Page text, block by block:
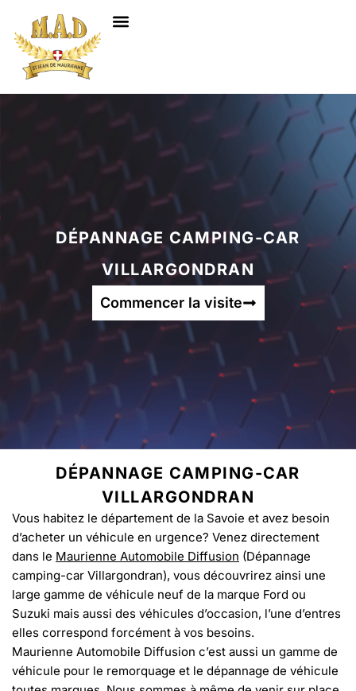
DÉPANNAGE CAMPING-CAR
VILLARGONDRAN
Commencer la visite
DÉPANNAGE CAMPING-CAR
VILLARGONDRAN
Vous habitez le département de la Savoie et avez besoin
d’acheter un véhicule en urgence? Venez directement
dans le Maurienne Automobile Diffusion (Dépannage
camping-car Villargondran), vous découvrirez ainsi une
large gamme de véhicule neuf de la marque Ford ou
Suzuki mais aussi des véhicules d’occasion, l’une d’entres
elles correspond forcément à vos besoins.
Maurienne Automobile Diffusion c’est aussi un gamme de
véhicule pour le remorquage et le dépannage de véhicule